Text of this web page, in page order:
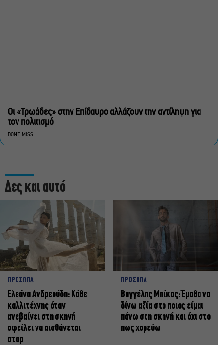
Οι «Τρωάδες» στην Επίδαυρο αλλάζουν την αντίληψη για
τον πολιτισμό
DON'T MISS
Δες και αυτό
ΠΡΟΣΩΠΑ
Ελεάνα Ανδρεούδη: Κάθε
καλλιτέχνης όταν
ανεβαίνει στη σκηνή
οφείλει να αισθάνεται
σταρ
ΠΡΟΣΩΠΑ
Βαγγέλης Μπίκος: Έμαθα να
δίνω αξία στο ποιος είμαι
πάνω στη σκηνή και όχι στο
πως χορεύω